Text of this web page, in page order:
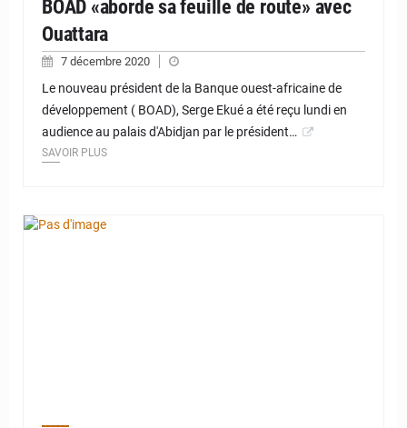
BOAD «aborde sa feuille de route» avec
Ouattara
7 décembre 2020
Le nouveau président de la Banque ouest-africaine de
développement ( BOAD), Serge Ekué a été reçu lundi en
audience au palais d'Abidjan par le président…
SAVOIR PLUS